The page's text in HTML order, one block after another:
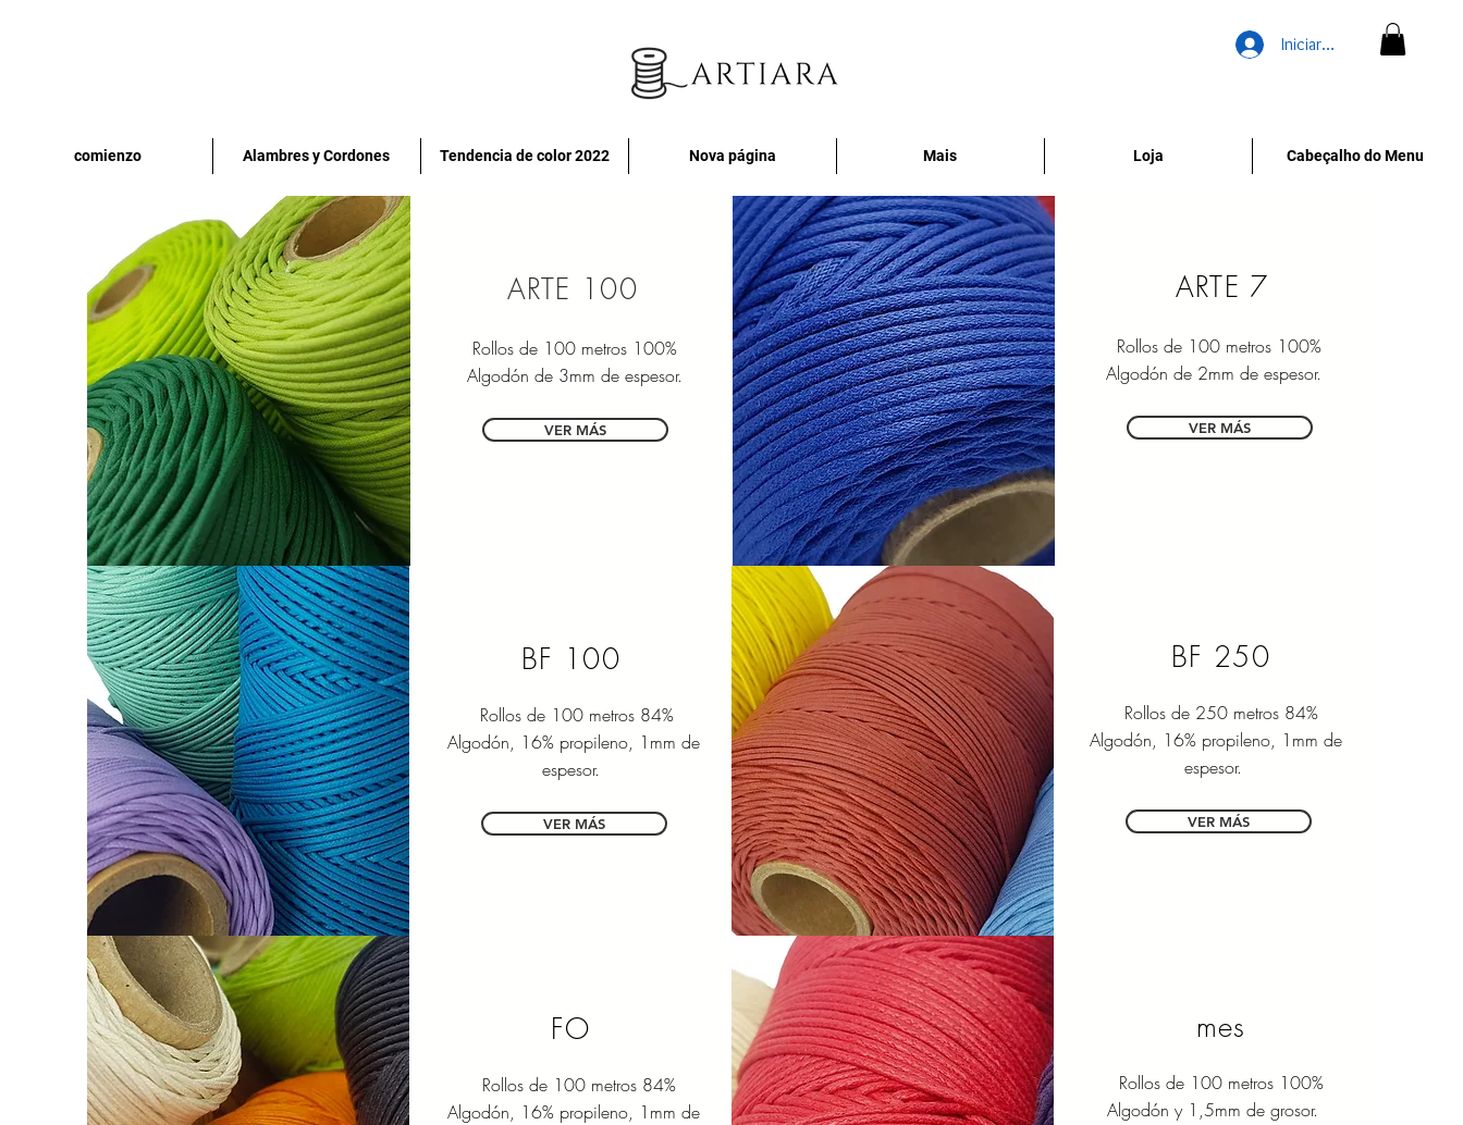
Iniciar sesión
comienzo Alambres y Cordones Tendencia de color 2022 Nova página Mais Loja Cabeçalho do Menu
ARTE 100
Rollos de 100 metros 100%
Algodón de 3mm de espesor.
VER MÁS
ARTE 7
Rollos de 100 metros 100%
Algodón de 2mm de espesor.
VER MÁS
BF 100
Rollos de 100 metros 84%
Algodón, 16% propileno, 1mm de
espesor.
VER MÁS
BF 250
Rollos de 250 metros 84%
Algodón, 16% propileno, 1mm de
espesor.
VER MÁS
FO
Rollos de 100 metros 84%
Algodón, 16% propileno, 1mm de
mes
Rollos de 100 metros 100%
Algodón y 1,5mm de grosor.